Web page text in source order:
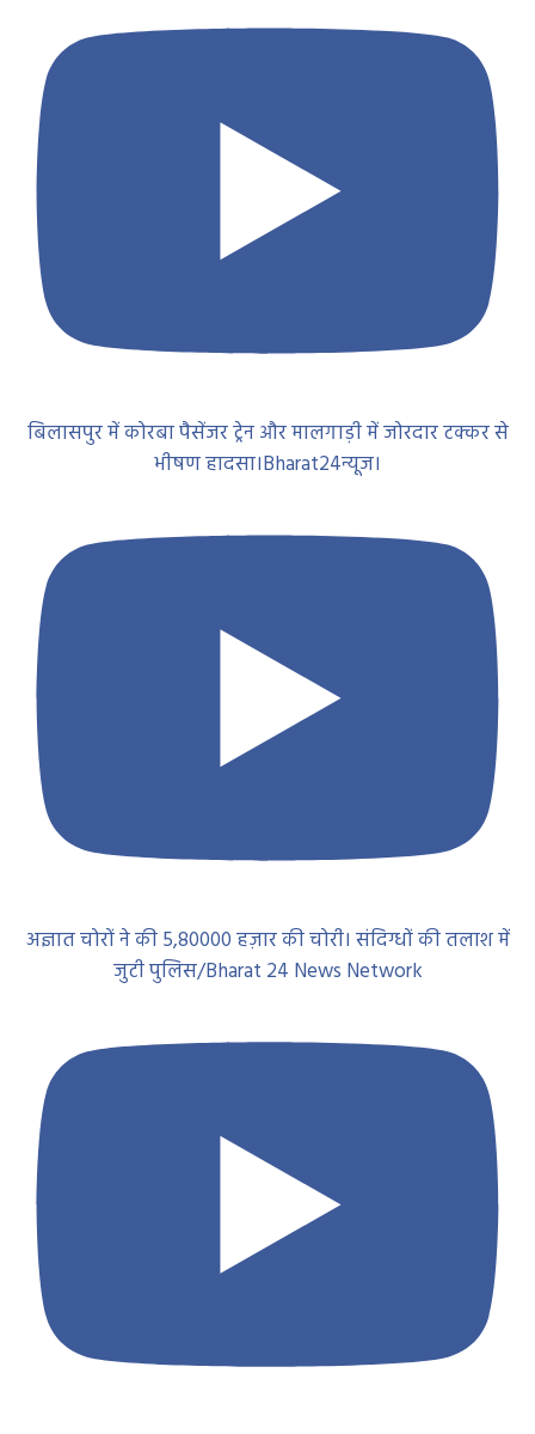
बिलासपुर में कोरबा पैसेंजर ट्रेन और मालगाड़ी में जोरदार टक्कर से
भीषण हादसा।Bharat24न्यूज।
अज्ञात चोरों ने की 5,80000 हज़ार की चोरी। संदिग्धों की तलाश में
जुटी पुलिस/Bharat 24 News Network